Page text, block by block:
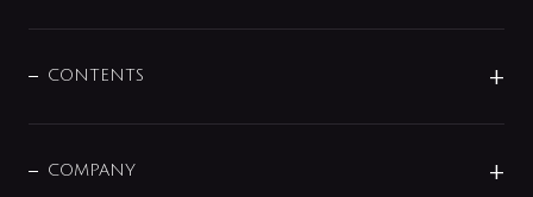
その他
センサー・タッチ水栓
単水栓
CONTENTS
COMPANY